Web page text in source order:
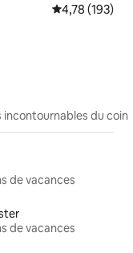
Note
4,78 (193)
incontournables du coin
de vacances
de vacances